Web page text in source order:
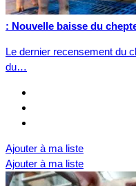
: Nouvelle baisse du
Le dernier recensement du
du…
Ajouter à ma liste
Ajouter à ma liste